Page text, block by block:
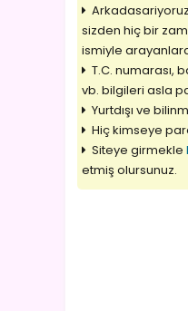
sizden hiç bir
ismiyle
T.C. numarası,
vb. bilgileri asla
Yurtdışı ve
Hiç kimseye
Siteye girmekle
etmiş olursunuz.